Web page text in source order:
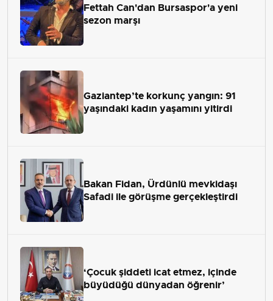
Fettah Can'dan Bursaspor'a yeni
sezon marşı
Gaziantep’te korkunç yangın: 91
yaşındaki kadın yaşamını yitirdi
Bakan Fidan, Ürdünlü mevkidaşı
Safadi ile görüşme gerçekleştirdi
‘Çocuk şiddeti icat etmez, içinde
büyüdüğü dünyadan öğrenir’